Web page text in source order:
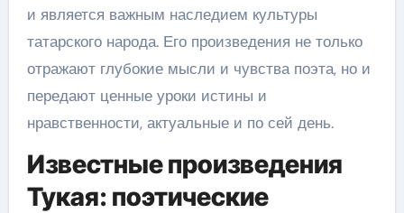
и является важным наследием культуры
татарского народа. Его произведения не только
отражают глубокие мысли и чувства поэта, но и
передают ценные уроки истины и
нравственности, актуальные и по сей день.
Известные произведения
Тукая: поэтические